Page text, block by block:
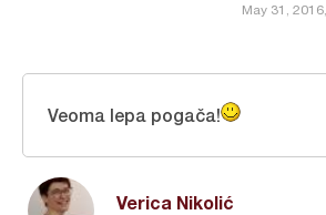
May 31,
Verica Nikolić
Veoma lepa pogača!